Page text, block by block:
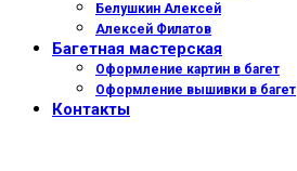
Белушкин Алексей
Алексей Филатов
Багетная мастерская
Оформление картин в багет
Оформление вышивки в багет
Контакты